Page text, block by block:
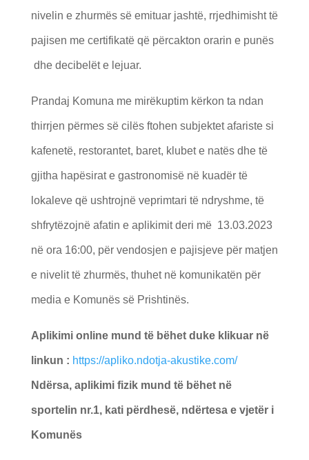
nivelin e zhurmës së emituar jashtë, rrjedhimisht të
pajisen me certifikatë që përcakton orarin e punës
dhe decibelët e lejuar.
Prandaj Komuna me mirëkuptim kërkon ta ndan
thirrjen përmes së cilës ftohen subjektet afariste si
kafenetë, restorantet, baret, klubet e natës dhe të
gjitha hapësirat e gastronomisë në kuadër të
lokaleve që ushtrojnë veprimtari të ndryshme, të
shfrytëzojnë afatin e aplikimit deri më 13.03.2023
në ora 16:00, për vendosjen e pajisjeve për matjen
e nivelit të zhurmës, thuhet në komunikatën për
media e Komunës së Prishtinës.
Aplikimi online mund të bëhet duke klikuar në
linkun : https://apliko.ndotja-akustike.com/
Ndërsa, aplikimi fizik mund të bëhet në
sportelin nr.1, kati përdhesë, ndërtesa e vjetër i
Komunës